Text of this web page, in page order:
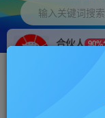
输入关键词搜索
合伙人